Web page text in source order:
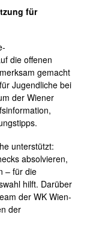
für
die offenen
gemacht
Jugendliche bei
der Wiener
unterstützt:
absolvieren,
– für die
hilft. Darüber
der WK Wien-
der